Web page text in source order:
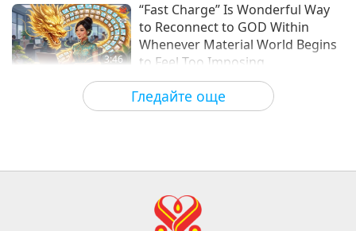
Гледайте още
3:46
“Fast Charge” Is Wonderful Way
to Reconnect to GOD Within
Whenever Material World Begins
to Feel Too Imposing
Важните Новини 2026-08-05 1176
38:07